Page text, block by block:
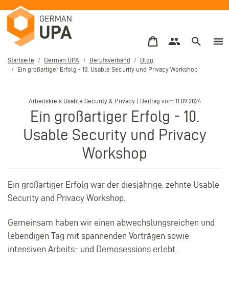
zum
Inhalt
Pfadnavigation
Startseite German UPA Berufsverband
Blog
Ein großartiger Erfolg - 10. Usable Security und Privacy Workshop
Arbeitskreis Usable Security & Privacy | Beitrag vom 11.09.2024
Ein großartiger Erfolg - 10.
Usable Security und Privacy
Workshop
Ein großartiger Erfolg war der diesjährige, zehnte Usable
Security and Privacy Workshop.
Gemeinsam haben wir einen abwechslungsreichen und
lebendigen Tag mit spannenden Vorträgen sowie
intensiven Arbeits- und Demosessions erlebt.